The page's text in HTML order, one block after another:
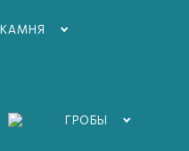
ГРОБЫ